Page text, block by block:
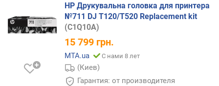
HP Друкувальна головка для принтера
№711 DJ T120/T520 Replacement kit
(C1Q10A)
15 799 грн.
MTA.ua С нами 8 лет
(Киев)
Гарантия: от производителя